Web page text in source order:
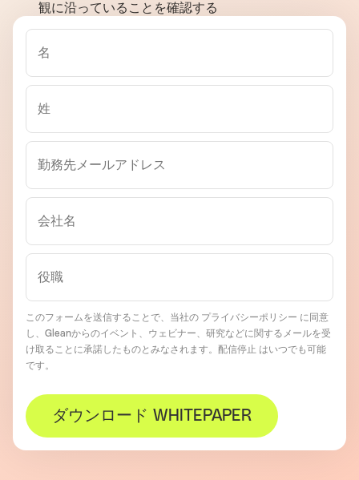
観に沿っていることを確認する
このフォームを送信することで、当社の プライバシーポリシー に同意
し、Gleanからのイベント、ウェビナー、研究などに関するメールを受
け取ることに承諾したものとみなされます 。 配信停止 はいつでも可能
です。
ダウンロード WHITEPAPER